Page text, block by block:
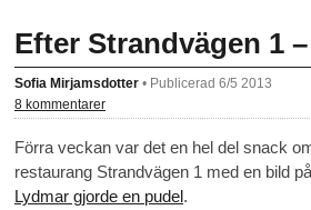
Efter Strandvägen 1
Sofia Mirjamsdotter • Publicerad 6/5 2013
8 kommentarer
Förra veckan var det en hel del snack
restaurang Strandvägen 1 med en bild
Lydmar gjorde en pudel.